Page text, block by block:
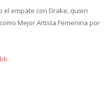
el empate con Drake, quien
Mejor Artista Femenina por